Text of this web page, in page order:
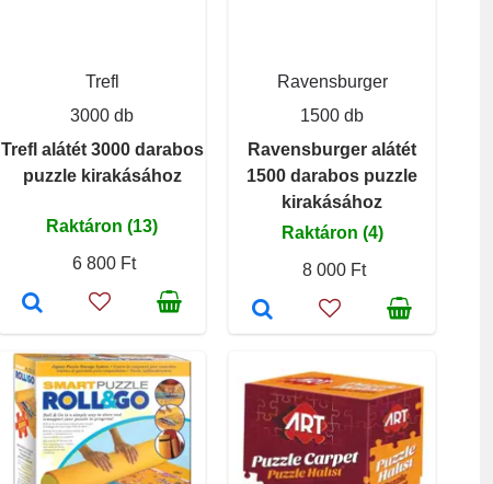
Trefl
3000 db
Trefl alátét 3000 darabos
puzzle kirakásához
Raktáron (13)
6 800 Ft
Ravensburger
1500 db
Ravensburger alátét
1500 darabos puzzle
kirakásához
Raktáron (4)
8 000 Ft